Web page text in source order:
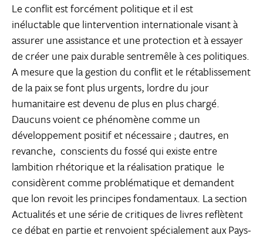
Le conflit est forcément politique et il est
inéluctable que lintervention internationale visant à
assurer une assistance et une protection et à essayer
de créer une paix durable sentremêle à ces politiques.
A mesure que la gestion du conflit et le rétablissement
de la paix se font plus urgents, lordre du jour
humanitaire est devenu de plus en plus chargé.
Daucuns voient ce phénomène comme un
développement positif et nécessaire ; dautres, en
revanche,  conscients du fossé qui existe entre
lambition rhétorique et la réalisation pratique  le
considèrent comme problématique et demandent
que lon revoit les principes fondamentaux. La section
Actualités et une série de critiques de livres reflètent
ce débat en partie et renvoient spécialement aux Pays-